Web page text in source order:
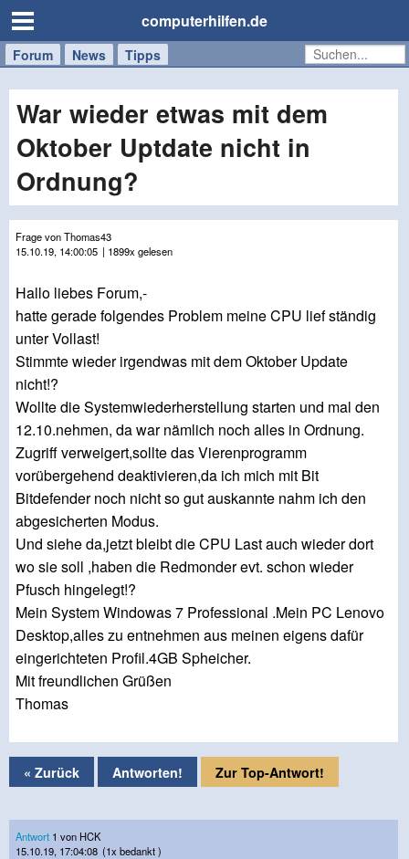
computerhilfen.de
Forum News Tipps
Handy
Tablet
Windows
Mac
War wieder etwas mit dem
Oktober Uptdate nicht in
Ordnung?
Frage von Thomas43
15.10.19, 14:00:05 | 1899x gelesen
Hallo liebes Forum,-
hatte gerade folgendes Problem meine CPU lief ständig
unter Vollast!
Stimmte wieder irgendwas mit dem Oktober Update
nicht!?
Wollte die Systemwiederherstellung starten und mal den
12.10.nehmen, da war nämlich noch alles in Ordnung.
Zugriff verweigert,sollte das Vierenprogramm
vorübergehend deaktivieren,da ich mich mit Bit
Bitdefender noch nicht so gut auskannte nahm ich den
abgesicherten Modus.
Und siehe da,jetzt bleibt die CPU Last auch wieder dort
wo sie soll ,haben die Redmonder evt. schon wieder
Pfusch hingelegt!?
Mein System Windowas 7 Professional .Mein PC Lenovo
Desktop,alles zu entnehmen aus meinen eigens dafür
eingerichteten Profil.4GB Spheicher.
Mit freundlichen Grüßen
Thomas
« Zurück Antworten! Zur Top-Antwort!
Antwort 1 von HCK
15.10.19, 17:04:08 (1x bedankt )